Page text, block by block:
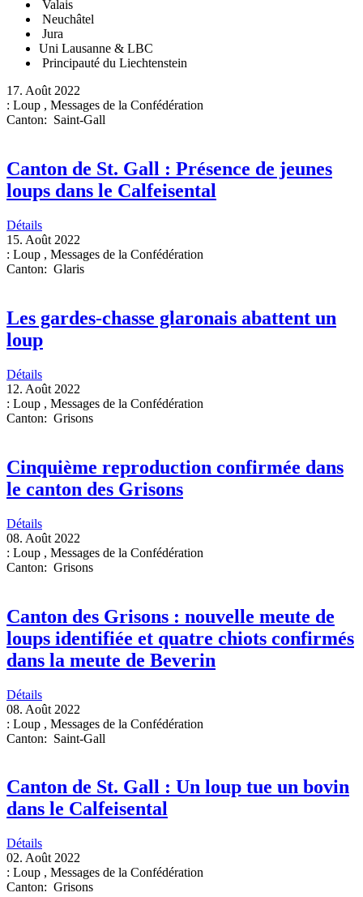
Valais
Neuchâtel
Jura
Uni Lausanne & LBC
Principauté du Liechtenstein
17. Août 2022
: Loup , Messages de la Confédération
Canton: Saint-Gall
Canton de St. Gall : Présence de jeunes
loups dans le Calfeisental
Détails
15. Août 2022
: Loup , Messages de la Confédération
Canton: Glaris
Les gardes-chasse glaronais abattent un
loup
Détails
12. Août 2022
: Loup , Messages de la Confédération
Canton: Grisons
Cinquième reproduction confirmée dans
le canton des Grisons
Détails
08. Août 2022
: Loup , Messages de la Confédération
Canton: Grisons
Canton des Grisons : nouvelle meute de
loups identifiée et quatre chiots confirmés
dans la meute de Beverin
Détails
08. Août 2022
: Loup , Messages de la Confédération
Canton: Saint-Gall
Canton de St. Gall : Un loup tue un bovin
dans le Calfeisental
Détails
02. Août 2022
: Loup , Messages de la Confédération
Canton: Grisons